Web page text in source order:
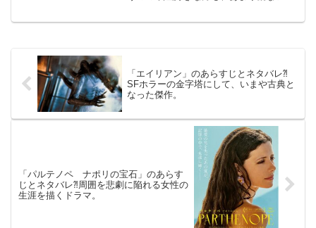
「エイリアン」のあらすじとネタバレ⁈
SFホラーの金字塔にして、いまや古典と
なった傑作。
「パルテノペ ナポリの宝石」のあらす
じとネタバレ⁈周囲を悲劇に陥れる女性の
生涯を描くドラマ。